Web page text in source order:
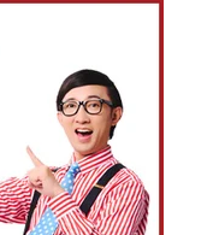
当店をご利用くださいま